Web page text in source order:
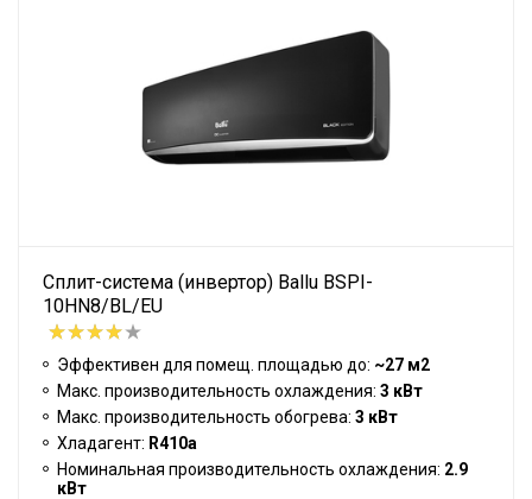
Сплит-система (инвертор) Ballu BSPI-
10HN8/BL/EU
Эффективен для помещ. площадью до: ~27 м2
Макс. производительность охлаждения: 3 кВт
Макс. производительность обогрева: 3 кВт
Хладагент: R410a
Номинальная производительность охлаждения: 2.9
кВт